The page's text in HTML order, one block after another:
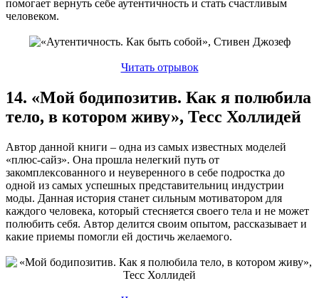
помогает вернуть себе аутентичность и стать счастливым
человеком.
Читать отрывок
14. «Мой бодипозитив. Как я полюбила
тело, в котором живу», Тесс Холлидей
Автор данной книги – одна из самых известных моделей
«плюс-сайз». Она прошла нелегкий путь от
закомплексованного и неуверенного в себе подростка до
одной из самых успешных представительниц индустрии
моды. Данная история станет сильным мотиватором для
каждого человека, который стесняется своего тела и не может
полюбить себя. Автор делится своим опытом, рассказывает и
какие приемы помогли ей достичь желаемого.